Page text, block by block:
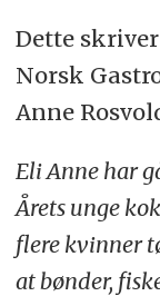
Dette
Norsk
Anne
Eli Anne har
Årets unge
flere kvinner
at bønder,